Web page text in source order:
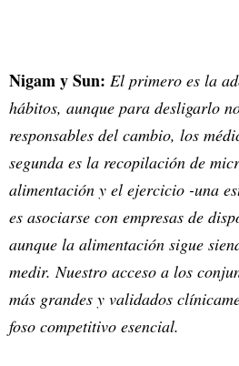
Nigam y Sun: El primero es la
hábitos, aunque para desligarlo
responsables del cambio, los
segunda es la recopilación de
alimentación y el ejercicio -una
es asociarse con empresas de
aunque la alimentación sigue
medir. Nuestro acceso a los
más grandes y validados
foso competitivo esencial.